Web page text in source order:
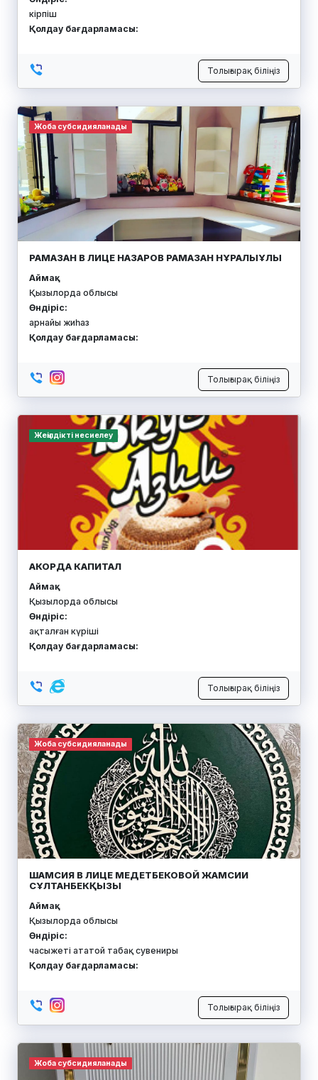
кірпіш
Қолдау бағдарламасы:
Толығырақ біліңіз
Жоба субсидияланады
РАМАЗАН В ЛИЦЕ НАЗАРОВ РАМАЗАН НҰРАЛЫҰЛЫ
Аймақ:
Қызылорда облысы
Өндіріс:
арнайы жиһаз
Қолдау бағдарламасы:
Толығырақ біліңіз
Жеңілдікті несиелеу
АКОРДА КАПИТАЛ
Аймақ:
Қызылорда облысы
Өндіріс:
ақталған күріші
Қолдау бағдарламасы:
Толығырақ біліңіз
Жоба субсидияланады
ШАМСИЯ В ЛИЦЕ МЕДЕТБЕКОВОЙ ЖАМСИИ
СҰЛТАНБЕКҚЫЗЫ
Аймақ:
Қызылорда облысы
Өндіріс:
часыжеті ататой табақ сувениры
Қолдау бағдарламасы:
Толығырақ біліңіз
Жоба субсидияланады